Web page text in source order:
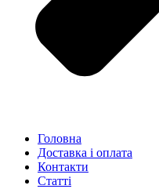
Головна
Доставка і оплата
Контакти
Статті